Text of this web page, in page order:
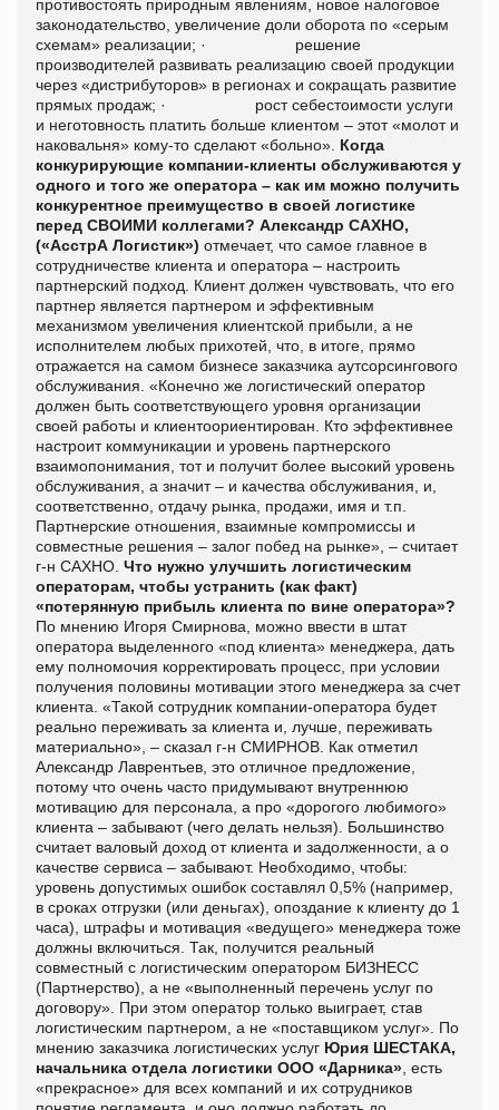
противостоять природным явлениям, новое налоговое
законодательство, увеличение доли оборота по «серым
схемам» реализации; · решение
производителей развивать реализацию своей продукции
через «дистрибуторов» в регионах и сокращать развитие
прямых продаж; · рост себестоимости услуги
и неготовность платить больше клиентом – этот «молот и
наковальня» кому-то сделают «больно». Когда
конкурирующие компании-клиенты обслуживаются у
одного и того же оператора – как им можно получить
конкурентное преимущество в своей логистике
перед СВОИМИ коллегами? Александр САХНО,
(«АсстрА Логистик») отмечает, что самое главное в
сотрудничестве клиента и оператора – настроить
партнерский подход. Клиент должен чувствовать, что его
партнер является партнером и эффективным
механизмом увеличения клиентской прибыли, а не
исполнителем любых прихотей, что, в итоге, прямо
отражается на самом бизнесе заказчика аутсорсингового
обслуживания. «Конечно же логистический оператор
должен быть соответствующего уровня организации
своей работы и клиентоориентирован. Кто эффективнее
настроит коммуникации и уровень партнерского
взаимопонимания, тот и получит более высокий уровень
обслуживания, а значит – и качества обслуживания, и,
соответственно, отдачу рынка, продажи, имя и т.п.
Партнерские отношения, взаимные компромиссы и
совместные решения – залог побед на рынке», – считает
г-н САХНО. Что нужно улучшить логистическим
операторам, чтобы устранить (как факт)
«потерянную прибыль клиента по вине оператора»?
По мнению Игоря Смирнова, можно ввести в штат
оператора выделенного «под клиента» менеджера, дать
ему полномочия корректировать процесс, при условии
получения половины мотивации этого менеджера за счет
клиента. «Такой сотрудник компании-оператора будет
реально переживать за клиента и, лучше, переживать
материально», – сказал г-н СМИРНОВ. Как отметил
Александр Лаврентьев, это отличное предложение,
потому что очень часто придумывают внутреннюю
мотивацию для персонала, а про «дорогого любимого»
клиента – забывают (чего делать нельзя). Большинство
считает валовый доход от клиента и задолженности, а о
качестве сервиса – забывают. Необходимо, чтобы:
уровень допустимых ошибок составлял 0,5% (например,
в сроках отгрузки (или деньгах), опоздание к клиенту до 1
часа), штрафы и мотивация «ведущего» менеджера тоже
должны включиться. Так, получится реальный
совместный с логистическим оператором БИЗНЕСС
(Партнерство), а не «выполненный перечень услуг по
договору». При этом оператор только выиграет, став
логистическим партнером, а не «поставщиком услуг». По
мнению заказчика логистических услуг Юрия ШЕСТАКА,
начальника отдела логистики ООО «Дарника» , есть
«прекрасное» для всех компаний и их сотрудников